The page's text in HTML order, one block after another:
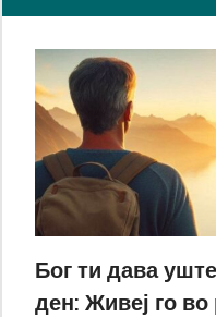
Бог ти дава
ден: Живеј го во